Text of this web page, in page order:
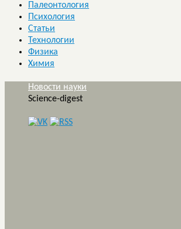
Палеонтология
Психология
Статьи
Технологии
Физика
Химия
Новости науки
Science-digest